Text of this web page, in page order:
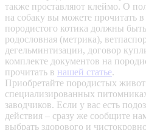
также проставляют клеймо. О
на собаку вы можете прочитать в
породистого котика должны
родословная (метрика),
дегельминтизации, договор
комплекте документов на
прочитать в нашей статье.
Приобретайте породистых
специализированных
заводчиков. Если у вас есть
действия – сразу же сообщите
выбрать здорового и